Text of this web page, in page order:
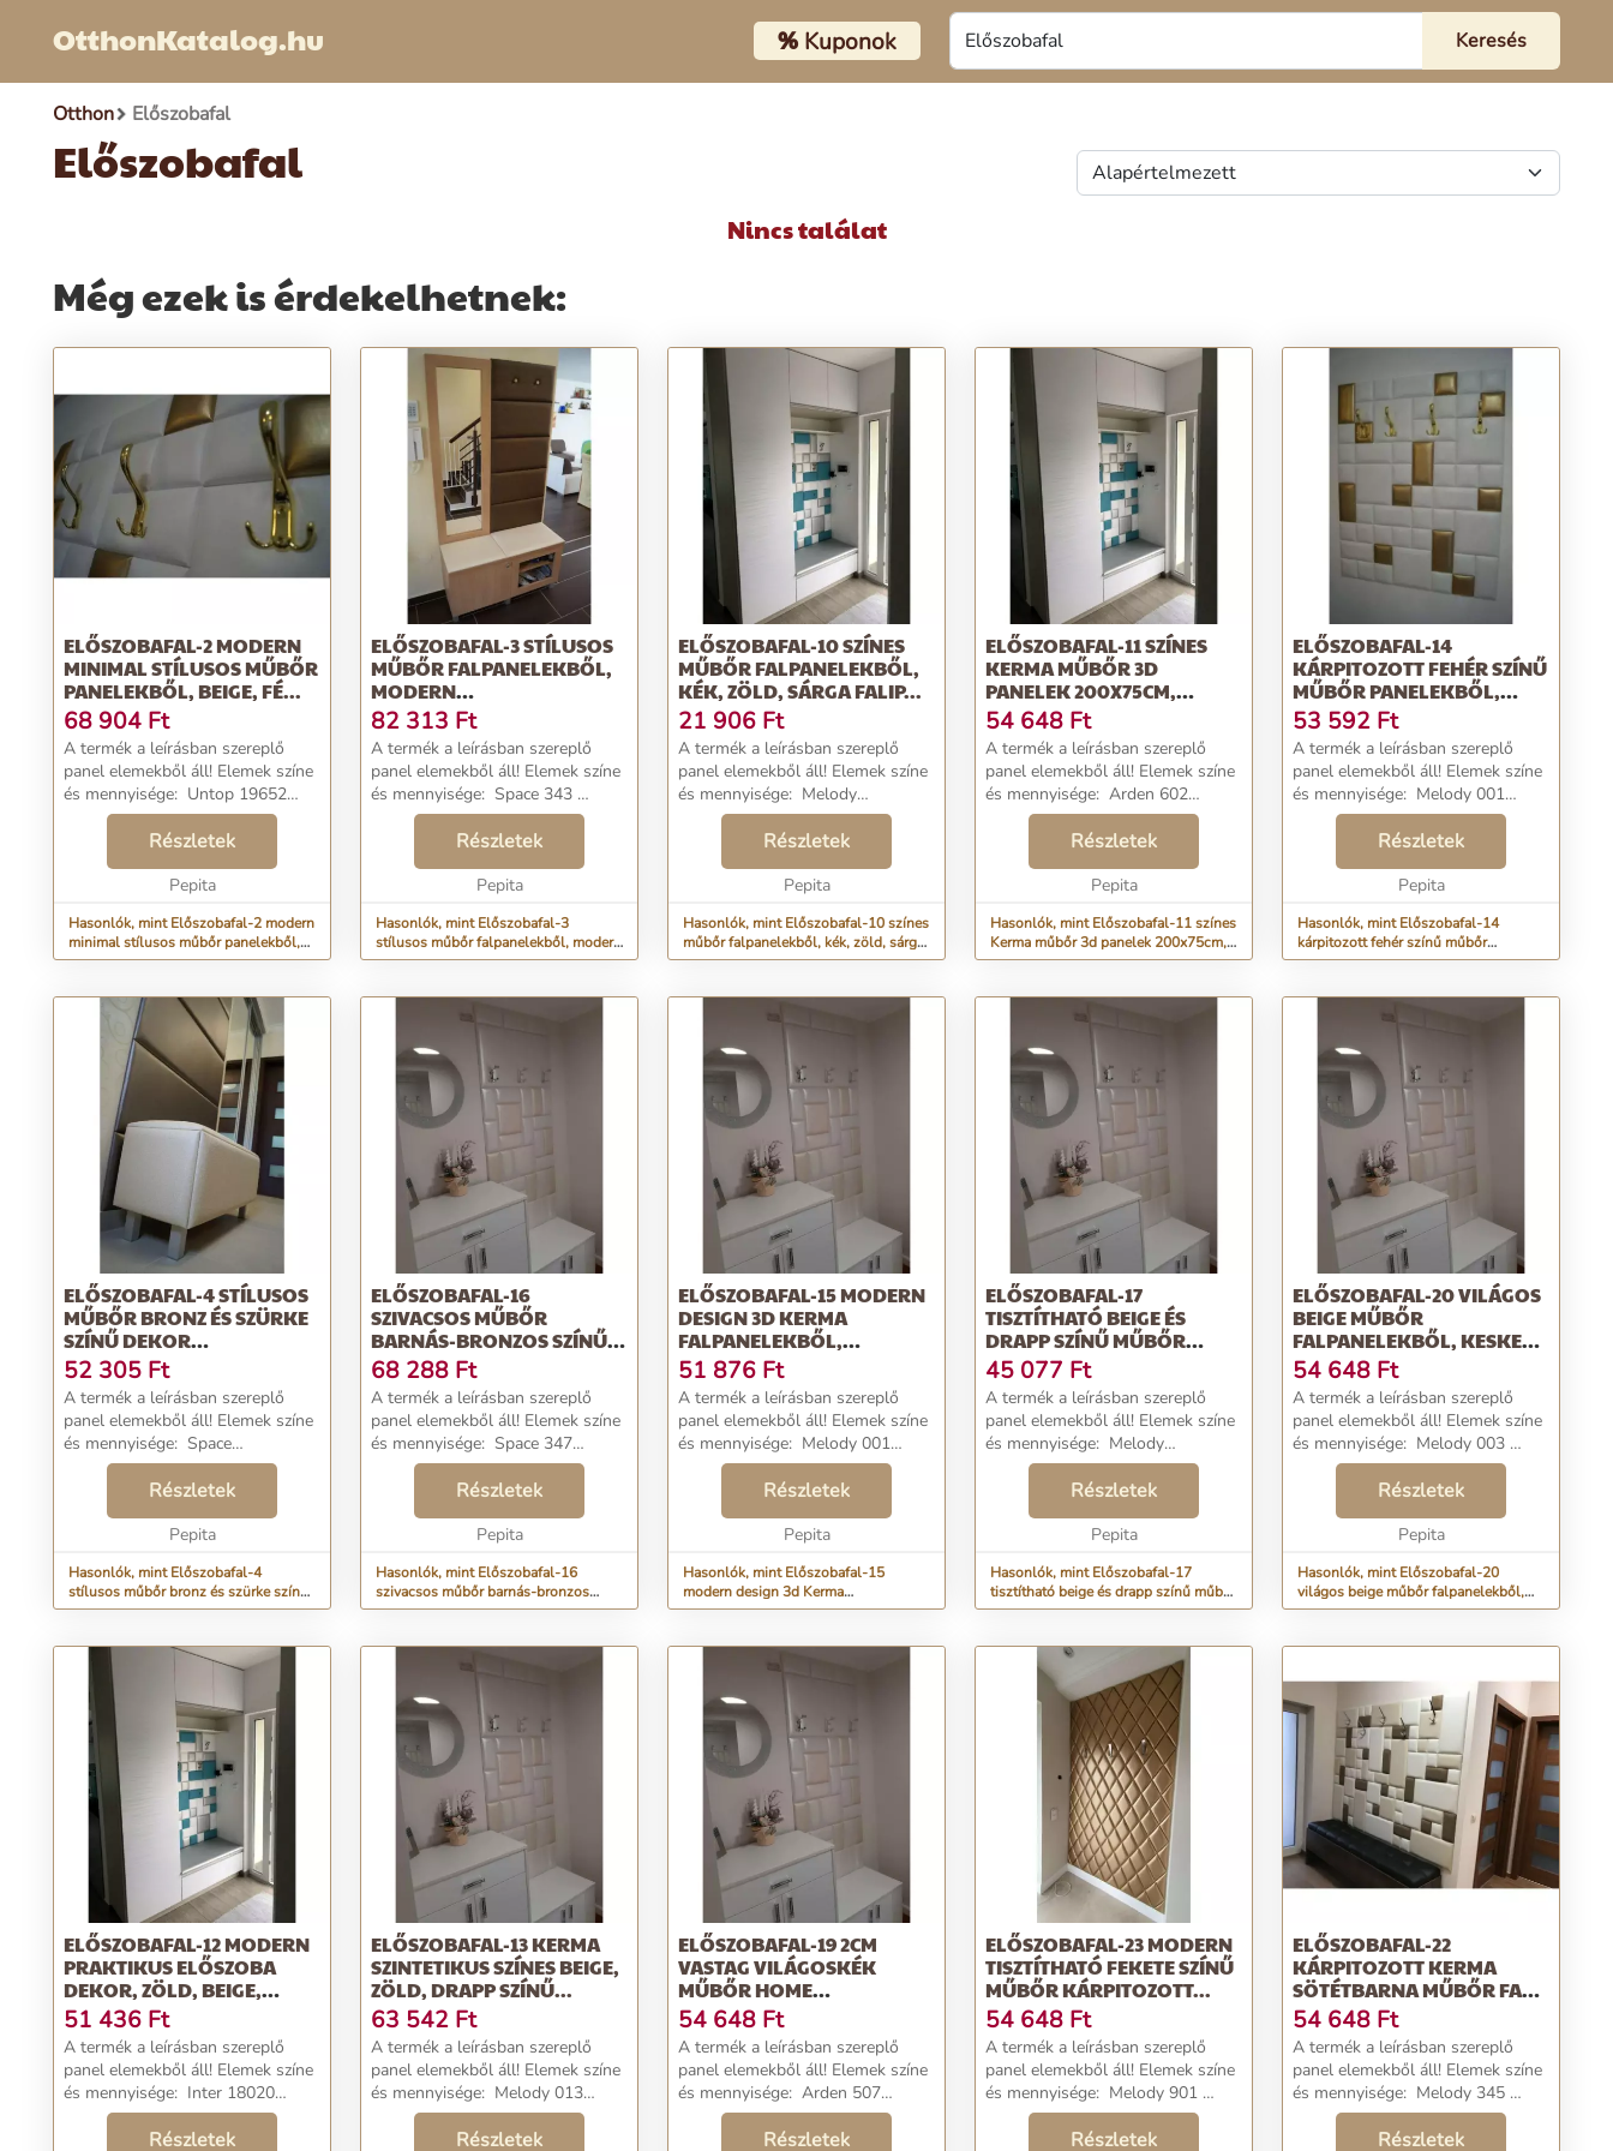
OtthonKatalog.hu %Kuponok
Otthon Előszobafal
Előszobafal
Nincs találat
Még ezek is érdekelhetnek:
ELŐSZOBAFAL-2 MODERN
MINIMAL STÍLUSOS MŰBŐR
PANELEKBŐL, BEIGE, FÉ...
68 904 Ft
A termék a leírásban szereplő
panel elemekből áll! Elemek színe
és mennyisége: Untop 19652
12,5×25 cm méretű műbőr
falpanel: 36 darab Színmintánkat
ide kattintva
Részletek
Pepita
Hasonlók, mint Előszobafal-2 modern
minimal stílusos műbőr panelekből,
beige, fé...
ELŐSZOBAFAL-3 STÍLUSOS
MŰBŐR FALPANELEKBŐL,
MODERN
FALDEKORÁCIÓ,...
82 313 Ft
A termék a leírásban szereplő
panel elemekből áll! Elemek színe
és mennyisége: Space 343
12,5×12,5 cm méretű műbőr
falpanel: 18 darab Space 343
12,5×25 cm méretű műbőr
falpanel: 10 dar...
Részletek
Pepita
Hasonlók, mint Előszobafal-3
stílusos műbőr falpanelekből, modern
faldekoráció,...
ELŐSZOBAFAL-10 SZÍNES
MŰBŐR FALPANELEKBŐL,
KÉK, ZÖLD, SÁRGA FALIP...
21 906 Ft
A termék a leírásban szereplő
panel elemekből áll! Elemek színe
és mennyisége: Melody
001 12,5×12,5 cm méretű műbőr
falpanel: 5 darab Melody
001 12,5×25 cm méretű műbőr
falpanel: 2 darab M...
Részletek
Pepita
Hasonlók, mint Előszobafal-10 színes
műbőr falpanelekből, kék, zöld, sárga
falip...
ELŐSZOBAFAL-11 SZÍNES
KERMA MŰBŐR 3D
PANELEK 200X75CM,
HÁTFAL, FE...
54 648 Ft
A termék a leírásban szereplő
panel elemekből áll! Elemek színe
és mennyisége: Arden 602
25×25 cm méretű műbőr falpanel:
méretű műbőr falpanel: 18 darab
Részletek
Pepita
Hasonlók, mint Előszobafal-11 színes
Kerma műbőr 3d panelek 200x75cm,
hátfal, fe...
ELŐSZOBAFAL-14
KÁRPITOZOTT FEHÉR SZÍNŰ
MŰBŐR PANELEKBŐL,
BELTÉRI
53 592 Ft
A termék a leírásban szereplő
panel elemekből áll! Elemek színe
és mennyisége: Melody 001
12,5×25 cm méretű műbőr
falpanel: 11 darab Melody
001 25×25 cm méretű műbőr
falpanel: 5 darab Melo...
Részletek
Pepita
Hasonlók, mint Előszobafal-14
kárpitozott fehér színű műbőr
panelekből, beltéri
ELŐSZOBAFAL-4 STÍLUSOS
MŰBŐR BRONZ ÉS SZÜRKE
SZÍNŰ DEKOR
FALPANELEKBŐL
52 305 Ft
A termék a leírásban szereplő
panel elemekből áll! Elemek színe
és mennyisége: Space
343 12,5×12,5 cm méretű műbőr
falpanel: 34 darab Space 343
25×25 cm méretű műbőr
Részletek
Pepita
Hasonlók, mint Előszobafal-4
stílusos műbőr bronz és szürke színű
dekor falpanelekből
ELŐSZOBAFAL-16
SZIVACSOS MŰBŐR
BARNÁS-BRONZOS SZÍNŰ
DEKORPANELEKBŐL
68 288 Ft
A termék a leírásban szereplő
panel elemekből áll! Elemek színe
és mennyisége: Space 347
25×25 cm méretű műbőr falpanel:
méretű műbőr falpanel: 4 darab
Részletek
Pepita
Hasonlók, mint Előszobafal-16
szivacsos műbőr barnás-bronzos
színű dekorpanelekből
ELŐSZOBAFAL-15 MODERN
DESIGN 3D KERMA
FALPANELEKBŐL,
HÁTFALPANEL,...
51 876 Ft
A termék a leírásban szereplő
panel elemekből áll! Elemek színe
és mennyisége: Melody 001
12,5×25 cm méretű műbőr
falpanel: 1 darab Melody 001
25×25 cm méretű műbőr falpanel:
2 darab Melody 0...
Részletek
Pepita
Hasonlók, mint Előszobafal-15
modern design 3d Kerma
falpanelekből, hátfalpanel,...
ELŐSZOBAFAL-17
TISZTÍTHATÓ BEIGE ÉS
DRAPP SZÍNŰ MŰBŐR
DEKORPANELE...
45 077 Ft
A termék a leírásban szereplő
panel elemekből áll! Elemek színe
és mennyisége: Melody
013 25×25 cm méretű műbőr
falpanel: 6 darab Kaiman 06
25×50 cm méretű műbőr falpanel:
Részletek
Pepita
Hasonlók, mint Előszobafal-17
tisztítható beige és drapp színű műbőr
dekorpanele...
ELŐSZOBAFAL-20 VILÁGOS
BEIGE MŰBŐR
FALPANELEKBŐL, KESKENY
HÁTFALPANEL
54 648 Ft
A termék a leírásban szereplő
panel elemekből áll! Elemek színe
és mennyisége: Melody 003
50×25 cm méretű műbőr falpanel:
méretű műbőr falpanel: 12 darab
Részletek
Pepita
Hasonlók, mint Előszobafal-20
világos beige műbőr falpanelekből,
keskeny hátfalpanel
ELŐSZOBAFAL-12 MODERN
PRAKTIKUS ELŐSZOBA
DEKOR, ZÖLD, BEIGE,
SZÜR...
51 436 Ft
A termék a leírásban szereplő
panel elemekből áll! Elemek színe
és mennyisége: Inter 18020
12,5×12,5 cm méretű műbőr
falpanel: 23 darab Inter
Részletek
ELŐSZOBAFAL-13 KERMA
SZINTETIKUS SZÍNES BEIGE,
ZÖLD, DRAPP SZÍNŰ...
63 542 Ft
A termék a leírásban szereplő
panel elemekből áll! Elemek színe
és mennyisége: Melody 013
12,5×12,5 cm méretű műbőr
falpanel: 23 darab Melody
Részletek
ELŐSZOBAFAL-19 2CM
VASTAG VILÁGOSKÉK
MŰBŐR HOME
FALPANELEKBŐL
54 648 Ft
A termék a leírásban szereplő
panel elemekből áll! Elemek színe
és mennyisége: Arden 507
25×25 cm méretű műbőr falpanel:
Részletek
ELŐSZOBAFAL-23 MODERN
TISZTÍTHATÓ FEKETE SZÍNŰ
MŰBŐR KÁRPITOZOTT...
54 648 Ft
A termék a leírásban szereplő
panel elemekből áll! Elemek színe
és mennyisége: Melody 901
50×25 cm méretű műbőr falpanel:
Részletek
ELŐSZOBAFAL-22
KÁRPITOZOTT KERMA
SÖTÉTBARNA MŰBŐR FALI
PANELEKBŐL
54 648 Ft
A termék a leírásban szereplő
panel elemekből áll! Elemek színe
és mennyisége: Melody 345
50×25 cm méretű műbőr falpanel:
Részletek